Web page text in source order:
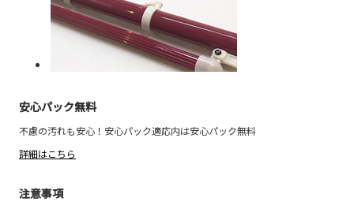
安心パック無料
不慮の汚れも安心！安心パック適応内は安心パック無料
詳細はこちら
注意事項